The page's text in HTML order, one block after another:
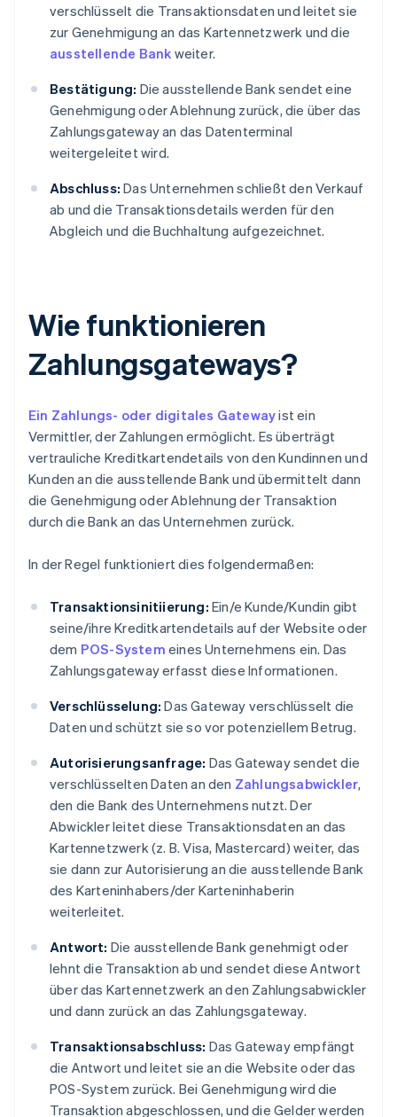
verschlüsselt die Transaktionsdaten und leitet sie
zur Genehmigung an das Kartennetzwerk und die
ausstellende Bank weiter.
Bestätigung: Die ausstellende Bank sendet eine
Genehmigung oder Ablehnung zurück, die über das
Zahlungsgateway an das Datenterminal
weitergeleitet wird.
Abschluss: Das Unternehmen schließt den Verkauf
ab und die Transaktionsdetails werden für den
Abgleich und die Buchhaltung aufgezeichnet.
Wie funktionieren
Zahlungsgateways?
Ein Zahlungs- oder digitales Gatewayist ein
Vermittler, der Zahlungen ermöglicht. Es überträgt
vertrauliche Kreditkartendetails von den Kundinnen und
Kunden an die ausstellende Bank und übermittelt dann
die Genehmigung oder Ablehnung der Transaktion
durch die Bank an das Unternehmen zurück.
In der Regel funktioniert dies folgendermaßen:
Transaktionsinitiierung: Ein/e Kunde/Kundin gibt
seine/ihre Kreditkartendetails auf der Website oder
dem POS-System eines Unternehmens ein. Das
Zahlungsgateway erfasst diese Informationen.
Verschlüsselung: Das Gateway verschlüsselt die
Daten und schützt sie so vor potenziellem Betrug.
Autorisierungsanfrage: Das Gateway sendet die
verschlüsselten Daten an den Zahlungsabwickler,
den die Bank des Unternehmens nutzt. Der
Abwickler leitet diese Transaktionsdaten an das
Kartennetzwerk (z. B. Visa, Mastercard) weiter, das
sie dann zur Autorisierung an die ausstellende Bank
des Karteninhabers/der Karteninhaberin
weiterleitet.
Antwort: Die ausstellende Bank genehmigt oder
lehnt die Transaktion ab und sendet diese Antwort
über das Kartennetzwerk an den Zahlungsabwickler
und dann zurück an das Zahlungsgateway.
Transaktionsabschluss: Das Gateway empfängt
die Antwort und leitet sie an die Website oder das
POS-System zurück. Bei Genehmigung wird die
Transaktion abgeschlossen, und die Gelder werden